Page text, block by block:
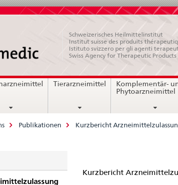
Schweizerisches Heilmittelinstitut
Institut suisse des produits
Istituto svizzero per gli agenti
Swiss Agency for Therapeutic Products
Tierarzneimittel
Komplementär-
Phytoarzneimittel
Publikationen Kurzbericht
Kurzbericht
Kurzbericht